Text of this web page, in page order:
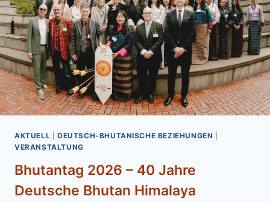
AKTUELL DEUTSCH-BHUTANISCHE BEZIEHUNGEN
VERANSTALTUNG
Bhutantag 2026 – 40 Jahre
Deutsche Bhutan Himalaya